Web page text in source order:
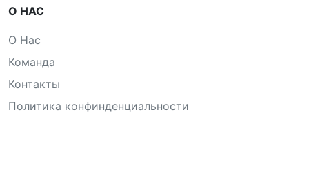
О НАС
О Нас
Команда
Контакты
Политика конфинденциальности